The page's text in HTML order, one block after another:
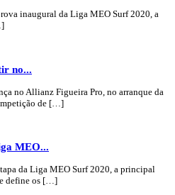
inaugural da Liga MEO Surf 2020, a
no...
no Allianz Figueira Pro, no arranque da
de […]
MEO...
da Liga MEO Surf 2020, a principal
define os […]